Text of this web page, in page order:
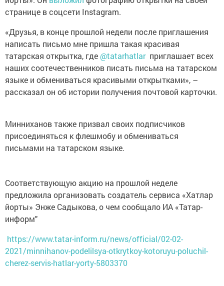
странице в соцсети Instagram.
«Друзья, в конце прошлой недели после приглашения
написать письмо мне пришла такая красивая
татарская открытка, где @tatarhatlar приглашает всех
наших соотечественников писать письма на татарском
языке и обмениваться красивыми открытками», –
рассказал он об истории получения почтовой карточки.
Минниханов также призвал своих подписчиков
присоединяться к флешмобу и обмениваться
письмами на татарском языке.
Соответствующую акцию на прошлой неделе
предложила организовать создатель сервиса «Хатлар
йорты» Энже Садыкова, о чем сообщало ИА «Татар-
информ"
https://www.tatar-inform.ru/news/official/02-02-
2021/minnihanov-podelilsya-otkrytkoy-kotoruyu-poluchil-
cherez-servis-hatlar-yorty-5803370